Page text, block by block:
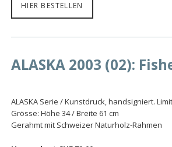
HIER BESTELLEN
ALASKA 2003 (02):
ALASKA Serie / Kunstdruck, handsigniert.
Grösse: Höhe 34 / Breite 61 cm
Gerahmt mit Schweizer Naturholz-Rahmen